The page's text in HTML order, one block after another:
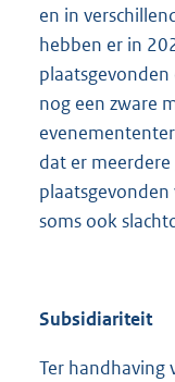
en in
hebben er in
nog een zware
dat er
soms ook
Subsidiariteit
Ter handhaving